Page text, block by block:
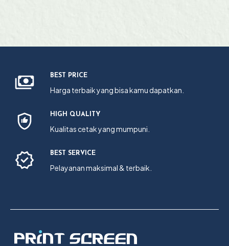
BEST PRICE
Harga terbaik yang bisa kamu dapatkan.
HIGH QUALITY
Kualitas cetak yang mumpuni.
BEST SERVICE
Pelayanan maksimal & terbaik.